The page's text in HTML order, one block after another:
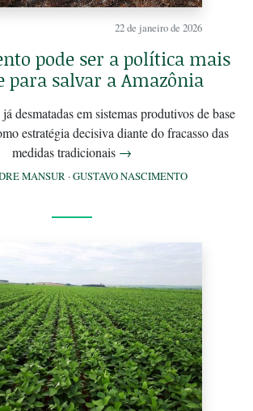
22 de janeiro de 2026
pode ser a política mais
para salvar a Amazônia
desmatadas em sistemas produtivos de base
estratégia decisiva diante do fracasso das
medidas tradicionais →
MANSUR ·GUSTAVO NASCIMENTO